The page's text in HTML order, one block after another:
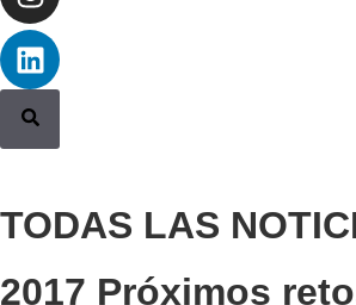
TODAS LAS
2017 Próximos